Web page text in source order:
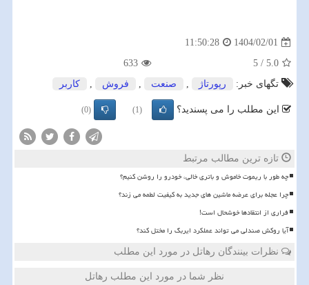
1404/02/01
11:50:28
5.0
/
5
633
تگهای خبر:
رپورتاژ , صنعت , فروش , كاربر
این مطلب را می پسندید؟ (1)
(0)
تازه ترین مطالب مرتبط
چه طور با ریموت خاموش و باتری خالی، خودرو را روشن کنیم؟
چرا عجله برای عرضه ماشین های جدید به کیفیت لطمه می زند؟
فراری از انتقادها خوشحال است!
آیا روکش صندلی می تواند عملکرد ایربگ را مختل کند؟
نظرات بینندگان رهاتل در مورد این مطلب
نظر شما در مورد این مطلب رهاتل